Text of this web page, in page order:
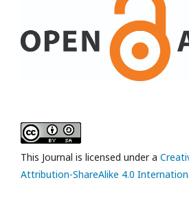
This Journal is licensed under a
Attribution-ShareAlike 4.0